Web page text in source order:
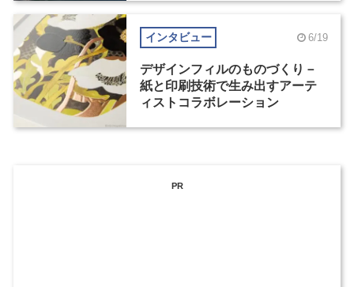
インタビュー 6/19
デザインフィルのものづくり－
紙と印刷技術で生み出すアーテ
ィストコラボレーション
PR